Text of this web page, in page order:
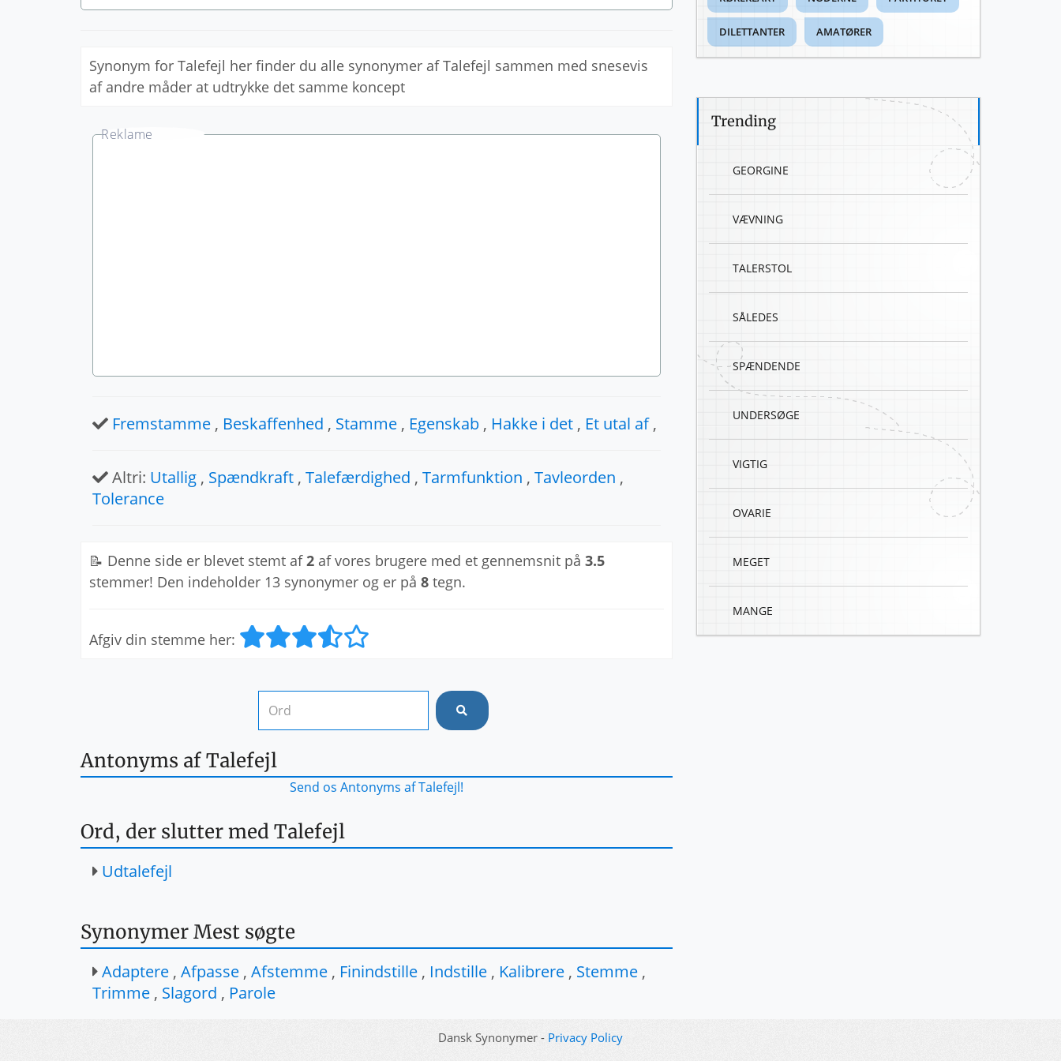
Synonym for Talefejl her finder du alle synonymer af Talefejl sammen med snesevis
af andre måder at udtrykke det samme koncept
Fremstamme , Beskaffenhed , Stamme , Egenskab , Hakke i det , Et utal af,
Altri: Utallig , Spændkraft , Talefærdighed , Tarmfunktion , Tavleorden ,
Tolerance
📝 Denne side er blevet stemt af2 af vores brugere med et gennemsnit på 3.5
stemmer! Den indeholder 13 synonymer og er på 8 tegn.
Afgiv din stemme her:
Antonyms af Talefejl
Send os Antonyms af Talefejl!
Ord, der slutter med Talefejl
Udtalefejl
Synonymer Mest søgte
Adaptere , Afpasse , Afstemme , Finindstille , Indstille , Kalibrere , Stemme ,
Trimme , Slagord , Parole
DILETTANTER AMATØRER
Trending
GEORGINE
VÆVNING
TALERSTOL
SÅLEDES
SPÆNDENDE
UNDERSØGE
VIGTIG
OVARIE
MEGET
MANGE
Dansk Synonymer - Privacy Policy